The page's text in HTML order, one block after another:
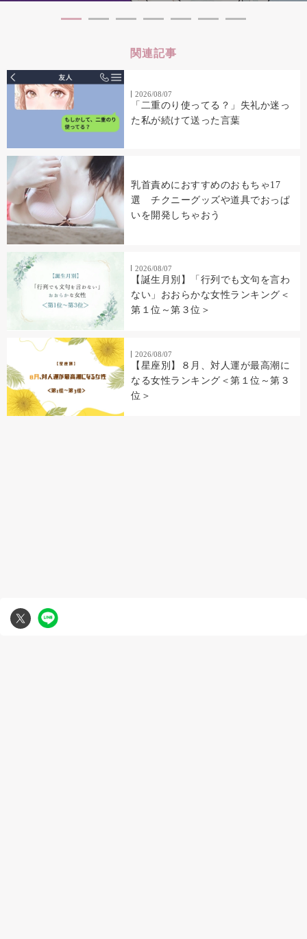
関連記事
2026/08/07
「二重のり使ってる？」失礼か迷っ
た私が続けて送った言葉
乳首責めにおすすめのおもちゃ17
選 チクニーグッズや道具でおっぱ
いを開発しちゃおう
2026/08/07
【誕生月別】「行列でも文句を言わ
ない」おおらかな女性ランキング＜
第１位～第３位＞
2026/08/07
【星座別】８月、対人運が最高潮に
なる女性ランキング＜第１位～第３
位＞